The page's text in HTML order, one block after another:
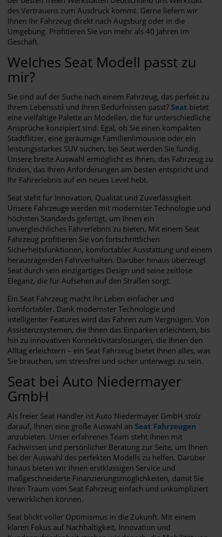
des Vertrauens zum Ausdruck kommt. Gerne liefern wir
Ihnen Ihr Fahrzeug direkt nach Augsburg oder in die
Umgebung. Profitieren Sie von mehr als 40 Jahren im
Geschäft.
Welches Seat Modell passt zu
mir?
Sie sind auf der Suche nach einem Fahrzeug, das perfekt zu
Ihrem Lebensstil und Ihren Bedürfnissen passt? Seat bietet
eine vielfältige Palette an Modellen, die für unterschiedliche
Ansprüche konzipiert sind. Egal, ob Sie einen kompakten
Stadtflitzer, eine geräumige Familienlimousine oder ein
leistungsstarkes SUV suchen, bei Seat werden Sie fündig.
Unsere breite Auswahl ermöglicht es Ihnen, das Fahrzeug zu
finden, das Ihren Anforderungen am besten entspricht und
Ihr Fahrerlebnis auf ein neues Level hebt.
Seat steht für Innovation, Qualität und Zuverlässigkeit.
Unsere Fahrzeuge werden mit modernster Technologie und
höchsten Standards gefertigt, um Ihnen ein
unvergleichliches Fahrerlebnis zu bieten. Mit einem Seat
Fahrzeug profitieren Sie von fortschrittlichen
Sicherheitsfunktionen, komfortabler Ausstattung und einem
herausragenden Fahrverhalten. Darüber hinaus überzeugt
Seat durch sein einzigartiges Design und seine zeitlose
Eleganz, die für Aufsehen auf den Straßen sorgt.
Ein Seat Fahrzeug macht Ihr Leben einfacher und
komfortabler. Dank modernster Technologie und
intelligenter Features wird das Fahren zum Vergnügen. Von
Assistenzsystemen, die Ihnen das Einparken erleichtern, bis
hin zu innovativen Konnektivitätslösungen, die Ihnen den
Alltag erleichtern – ein Seat Fahrzeug bietet Ihnen alles, was
Sie brauchen, um stressfrei und sicher unterwegs zu sein.
Seat bei Auto Niedermayer
GmbH
Als freier Seat Händler ist Auto Niedermayer GmbH stolz
darauf, Ihnen eine große Auswahl an Seat Fahrzeugen
anzubieten. Unser erfahrenes Team steht Ihnen mit
Fachwissen und persönlicher Beratung zur Seite, um Ihnen
bei der Auswahl des perfekten Modells zu helfen. Darüber
hinaus bieten wir Ihnen erstklassigen Service und
maßgeschneiderte Finanzierungsmöglichkeiten, damit Sie
Ihren Traum vom Seat Fahrzeug einfach und unkompliziert
verwirklichen können.
Seat blickt voller Optimismus in die Zukunft. Mit einem
klaren Fokus auf Nachhaltigkeit, Innovation und